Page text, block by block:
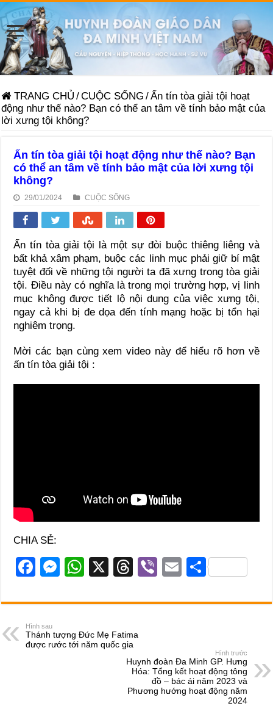
TRANG CHỦ /CUỘC SỐNG /Ấn tín tòa giải tội hoạt
động như thế nào? Bạn có thể an tâm về tính bảo mật của
lời xưng tội không?
Ấn tín tòa giải tội hoạt động như thế nào? Bạn
có thể an tâm về tính bảo mật của lời xưng tội
không?
29/01/2024 CUỘC SỐNG
Ấn tín tòa giải tội là một sự đòi buộc thiêng liêng và
bất khả xâm phạm, buộc các linh mục phải giữ bí mật
tuyệt đối về những tội người ta đã xưng trong tòa giải
tội. Điều này có nghĩa là trong mọi trường hợp, vị linh
mục không được tiết lộ nội dung của việc xưng tội,
ngay cả khi bị đe dọa đến tính mạng hoặc bị tổn hại
nghiêm trọng.
Mời các bạn cùng xem video này để hiểu rõ hơn về
ấn tín tòa giải tội :
CHIA SẺ:
F
c
e
b
M
ss
n
W
at
A
X
T
e
d
s
Vi
er
E
ail
S
ar
Hình sau
Thánh tượng Đức Mẹ Fatima
được rước tới năm quốc gia
Hình trước
Huynh đoàn Đa Minh GP. Hưng
Hóa: Tổng kết hoạt động tông
đồ – bác ái năm 2023 và
Phương hướng hoạt động năm
2024